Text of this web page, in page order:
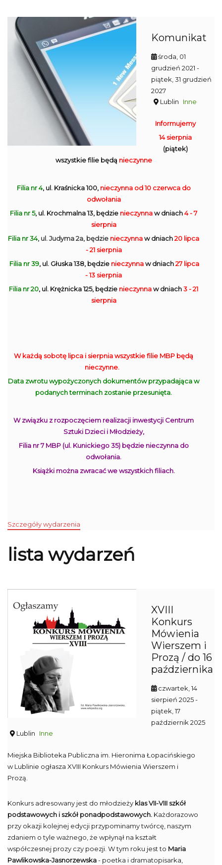
Komunikat
środa, 01
grudzień 2021 -
piątek, 31 grudzień
2027
Lublin
Inne
Informujemy
14 sierpnia
(piątek)
wszystkie filie będą nieczynne
Filia nr 4, ul. Kraśnicka 100, nieczynna od 10 czerwca do
odwołania
Filia nr 5, ul. Krochmalna 13, będzie nieczynnaw dniach4 - 7
sierpnia
Filia nr 34, ul. Judyma 2a, będzie nieczynnaw dniach20 lipca
- 21 sierpnia
Filia nr 39, ul. Głuska 138, będzie nieczynnaw dniach27 lipca
- 13 sierpnia
Filia nr 20, ul. Krężnicka 125, będzie nieczynnaw dniach3 - 21
sierpnia
W każdą sobotę lipca i sierpnia wszystkie filie MBP będą
nieczynne.
Data zwrotu wypożyczonych dokumentów przypadająca w
podanych terminach zostanie przesunięta.
W związku z rozpoczęciem realizacji inwestycji Centrum
Sztuki Dzieci i Młodzieży,
Filia nr 7 MBP (ul. Kunickiego 35) będzie nieczynna do
odwołania.
Książki można zwracać we wszystkich filiach.
Szczegóły wydarzenia
lista wydarzeń
XVIII
Konkurs
Mówienia
Wierszem i
Prozą / do 16
października
czwartek, 14
sierpień 2025-
piątek, 17
październik 2025
Lublin
Inne
Miejska Biblioteka Publiczna im. Hieronima Łopacińskiego
w Lublinie ogłasza XVIII Konkurs Mówienia Wierszem i
Prozą.
Konkurs adresowany jest do młodzieży klas VII-VIII szkół
podstawowych i szkół ponadpodstawowych. Każdorazowo
przy okazji kolejnej edycji przypominamy twórcę, naszym
zdaniem o tyle ważnego, że wpłynął na kształt
współczesnej prozy czy poezji. W tym roku jest to Maria
Pawlikowska-Jasnorzewska- poetka i dramatopisarka,